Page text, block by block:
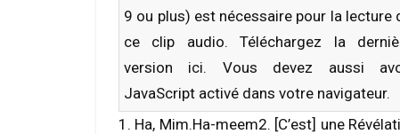
9 ou plus) est nécessaire pour la lecture
ce clip audio. Téléchargez la
version ici. Vous devez aussi
JavaScript activé dans votre navigateur.
1. Ha, Mim.Ha-meem2. [C’est] une